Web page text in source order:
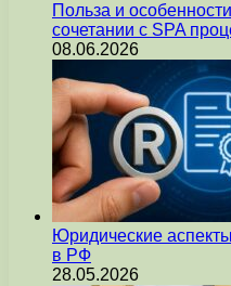
Польза и
сочетании с SPA
08.06.2026
Юридические
в РФ
28.05.2026